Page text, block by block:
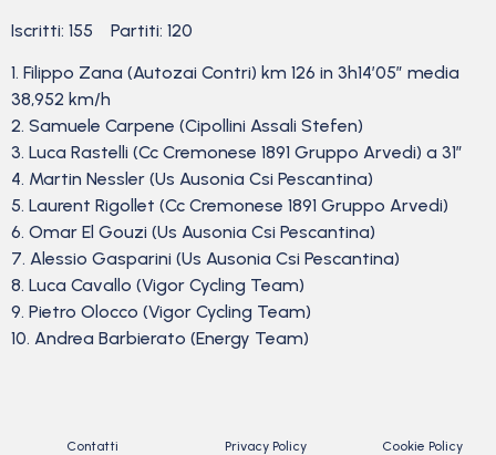
Iscritti: 155 Partiti: 120
1. Filippo Zana (Autozai Contri) km 126 in 3h14’05” media
38,952 km/h
2. Samuele Carpene (Cipollini Assali Stefen)
3. Luca Rastelli (Cc Cremonese 1891 Gruppo Arvedi) a 31″
4. Martin Nessler (Us Ausonia Csi Pescantina)
5. Laurent Rigollet (Cc Cremonese 1891 Gruppo Arvedi)
6. Omar El Gouzi (Us Ausonia Csi Pescantina)
7. Alessio Gasparini (Us Ausonia Csi Pescantina)
8. Luca Cavallo (Vigor Cycling Team)
9. Pietro Olocco (Vigor Cycling Team)
10. Andrea Barbierato (Energy Team)
Contatti Privacy Policy Cookie Policy